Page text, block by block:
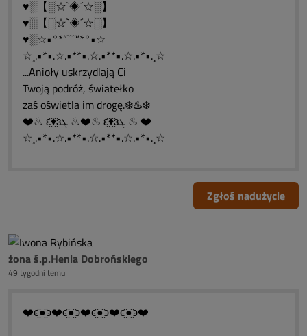
♥░【░☆`◈´☆░】
♥░【░☆`◈´☆░】
♥░☆•°*”˜˜˜”*°•☆
☆¸.•*•.☆.•**•.☆.•**•.☆.•*•.¸☆
...Anioły uskrzydlają Ci
Twoją podróż, światełko
zaś oświetla im drogę.❄️♨️❄️
❤️♨ ԑ̮̑♦̮̑ɜܓ ♨❤️♨ ԑ̮̑♦̮̑ɜܓ ♨ ❤️
☆¸.•*•.☆.•**•.☆.•**•.☆.•*•.¸☆
Zgłoś nadużycie
żona ś.p.Henia Dobrońskiego
49 tygodni temu
❤️ͼ̮̑●̮̑ͽ❤️ͼ̮̑●̮̑ͽ❤️ͼ̮̑●̮̑ͽ❤️ͼ̮̑●̮̑ͽ❤️